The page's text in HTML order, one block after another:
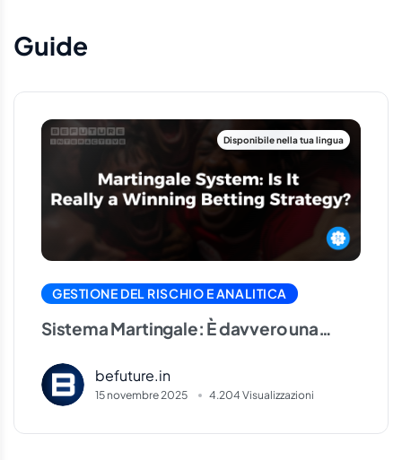
Guide
GESTIONE DEL RISCHIO E ANALITICA
Sistema Martingale: È davvero una
befuture.in
15 novembre 2025 4.204 Visualizzazioni